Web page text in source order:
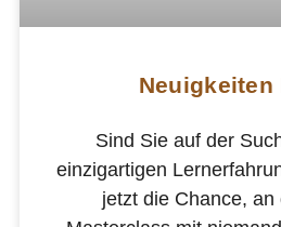
Neuigkeiten
Sind Sie auf der
einzigartigen
jetzt die Chance, an